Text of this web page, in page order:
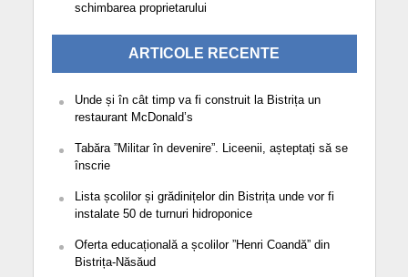
schimbarea proprietarului
ARTICOLE RECENTE
Unde și în cât timp va fi construit la Bistrița un
restaurant McDonald’s
Tabăra ”Militar în devenire”. Liceenii, așteptați să se
înscrie
Lista școlilor și grădinițelor din Bistrița unde vor fi
instalate 50 de turnuri hidroponice
Oferta educațională a școlilor ”Henri Coandă” din
Bistrița-Năsăud